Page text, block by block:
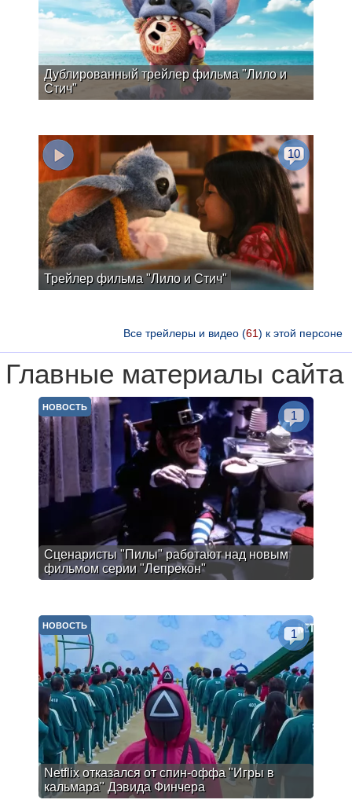
Дублированный трейлер фильма "Лило и
Стич"
Трейлер фильма "Лило и Стич"
10
Все трейлеры и видео (61) к этой персоне
Главные материалы сайта
Сценаристы "Пилы" работают над новым
фильмом серии "Лепрекон"
НОВОСТЬ
1
Netflix отказался от спин-оффа "Игры в
кальмара" Дэвида Финчера
НОВОСТЬ
1